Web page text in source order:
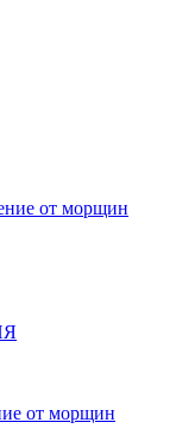
от морщин
от морщин